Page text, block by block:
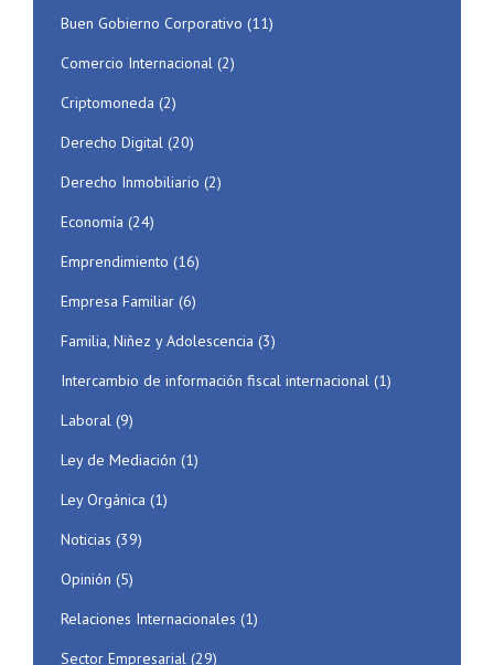
Buen Gobierno Corporativo (11)
Comercio Internacional (2)
Criptomoneda (2)
Derecho Digital (20)
Derecho Inmobiliario (2)
Economía (24)
Emprendimiento (16)
Empresa Familiar (6)
Familia, Niñez y Adolescencia (3)
Intercambio de información fiscal internacional (1)
Laboral (9)
Ley de Mediación (1)
Ley Orgánica (1)
Noticias (39)
Opinión (5)
Relaciones Internacionales (1)
Sector Empresarial (29)